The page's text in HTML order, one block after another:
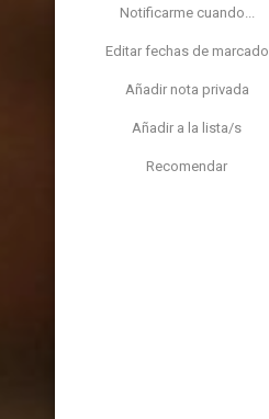
Notificarme cuando...
Editar fechas de marcado
Añadir nota privada
Añadir a la lista/s
Recomendar